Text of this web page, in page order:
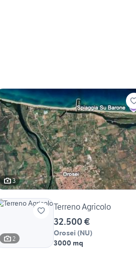
3
2
Terreno Agricolo
32.500 €
Orosei (NU)
3000 mq